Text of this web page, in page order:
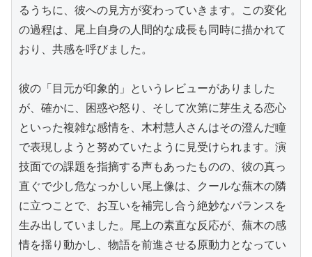
るうちに、彼への見方が変わっていきます。この変化
の過程は、尾上自身の人間的な成長も同時に描かれて
おり、共感を呼びました。
彼の「目元が印象的」というレビューがありました
が、確かに、困惑や怒り、そして次第に芽生える恋心
といった複雑な感情を、木村慧人さんはその澄んだ瞳
で表現しようと努めていたように見受けられます。演
技面での課題を指摘する声もあったものの、彼の真っ
直ぐで少し危なっかしい尾上像は、クールな蕪木の隣
に立つことで、お互いを補完し合う絶妙なバランスを
生み出していました。尾上の素直な反応が、蕪木の感
情を揺り動かし、物語を前進させる原動力となってい